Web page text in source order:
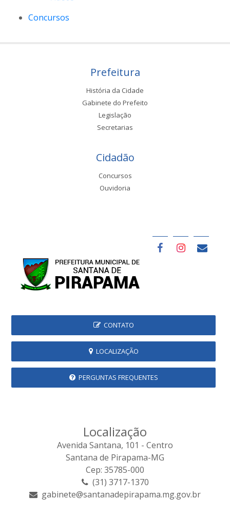
Concursos
Prefeitura
História da Cidade
Gabinete do Prefeito
Legislação
Secretarias
Cidadão
Concursos
Ouvidoria
CONTATO
LOCALIZAÇÃO
PERGUNTAS FREQUENTES
Localização
Avenida Santana, 101 - Centro
Santana de Pirapama-MG
Cep: 35785-000
(31) 3717-1370
gabinete@santanadepirapama.mg.gov.br